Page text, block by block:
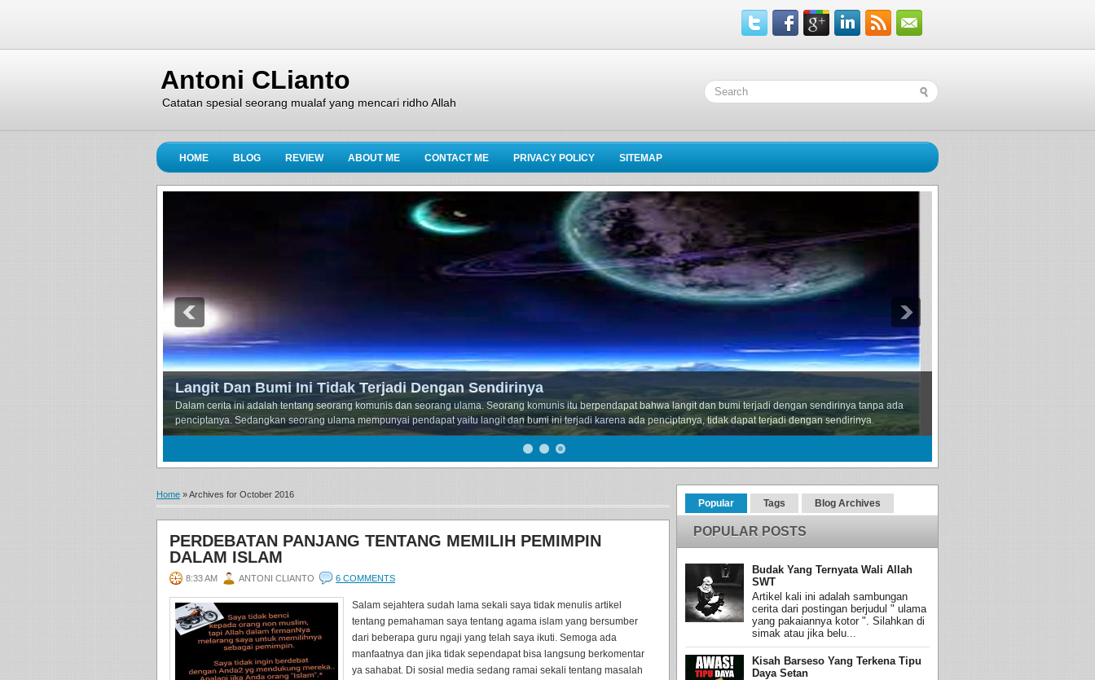
Antoni CLianto
Catatan spesial seorang mualaf yang mencari ridho Allah
HOME BLOG REVIEW ABOUT ME CONTACT ME PRIVACY POLICY SITEMAP
Langit Dan Bumi Ini Tidak Terjadi Dengan Sendirinya
Dalam cerita ini adalah tentang seorang komunis dan seorang ulama. Seorang komunis itu berpendapat bahwa langit dan bumi terjadi dengan sendirinya tanpa ada
penciptanya. Sedangkan seorang ulama mempunyai pendapat yaitu langit dan bumi ini terjadi karena ada penciptanya, tidak dapat terjadi dengan sendirinya.
Home »Archives for October 2016
PERDEBATAN PANJANG TENTANG MEMILIH PEMIMPIN
DALAM ISLAM
8:33 AM ANTONI CLIANTO 6 COMMENTS
Salam sejahtera sudah lama sekali saya tidak menulis artikel
tentang pemahaman saya tentang agama islam yang bersumber
dari beberapa guru ngaji yang telah saya ikuti. Semoga ada
manfaatnya dan jika tidak sependapat bisa langsung berkomentar
ya sahabat. Di sosial media sedang ramai sekali tentang masalah
Popular Tags Blog Archives
POPULAR POSTS
Budak Yang Ternyata Wali Allah
SWT
Artikel kali ini adalah sambungan
cerita dari postingan berjudul " ulama
yang pakaiannya kotor ". Silahkan di
simak atau jika belu...
Kisah Barseso Yang Terkena Tipu
Daya Setan